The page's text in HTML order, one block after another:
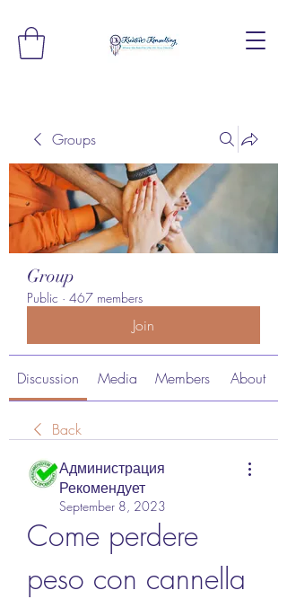
Groups
Group
Public · 467 members
Join
Discussion Media Members About
Back
Администрация
Рекомендует
September 8, 2023
Come perdere
peso con cannella